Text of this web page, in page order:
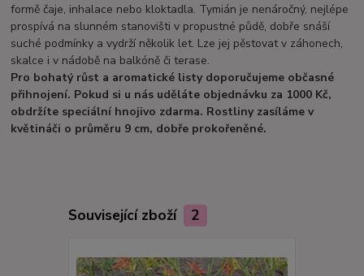
formě čaje, inhalace nebo kloktadla. Tymián je nenáročný, nejlépe
prospívá na slunném stanovišti v propustné půdě, dobře snáší
suché podmínky a vydrží několik let. Lze jej pěstovat v záhonech,
skalce i v nádobě na balkóně či terase.
Pro bohatý růst a aromatické listy doporučujeme občasné
přihnojení. Pokud si u nás uděláte objednávku za 1000 Kč,
obdržíte speciální hnojivo zdarma. Rostliny zasíláme v
květináči o průměru 9 cm, dobře prokořeněné.
Související zboží 2